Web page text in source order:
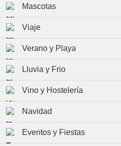
Mascotas
Viaje
Verano y Playa
Lluvia y Frio
Vino y Hostelería
Navidad
Eventos y Fiestas